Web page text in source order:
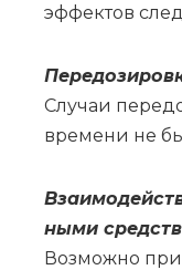
эффектов
Слу­чаи
вре­ме­ни не
ны­ми
Воз­мож­но